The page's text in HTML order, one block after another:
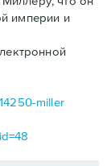
империи и
miller